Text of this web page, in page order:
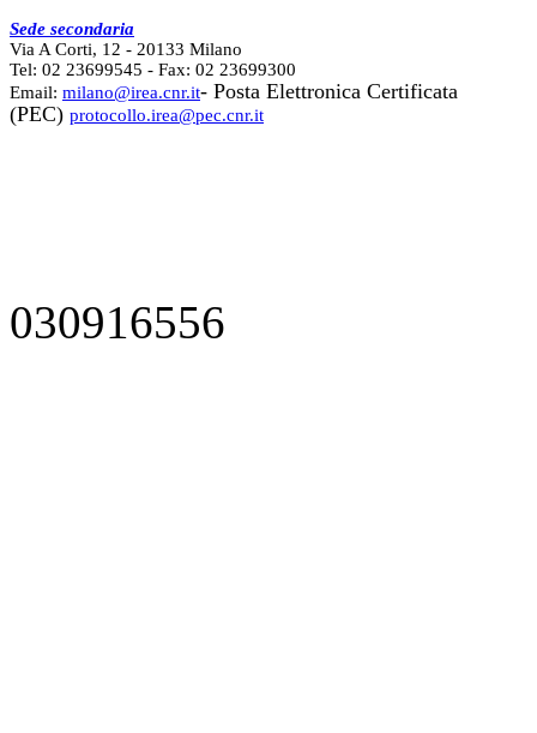
Sede secondaria
Via A Corti, 12 - 20133 Milano
Tel: 02 23699545 - Fax: 02 23699300
Email: milano@irea.cnr.it- Posta Elettronica Certificata
(PEC) protocollo.irea@pec.cnr.it
030916556